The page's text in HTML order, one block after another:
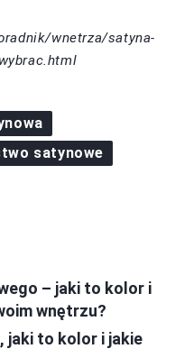
wnetrza/satyna-
satynowe
– jaki to kolor i
wnętrzu?
jaki to kolor i jakie